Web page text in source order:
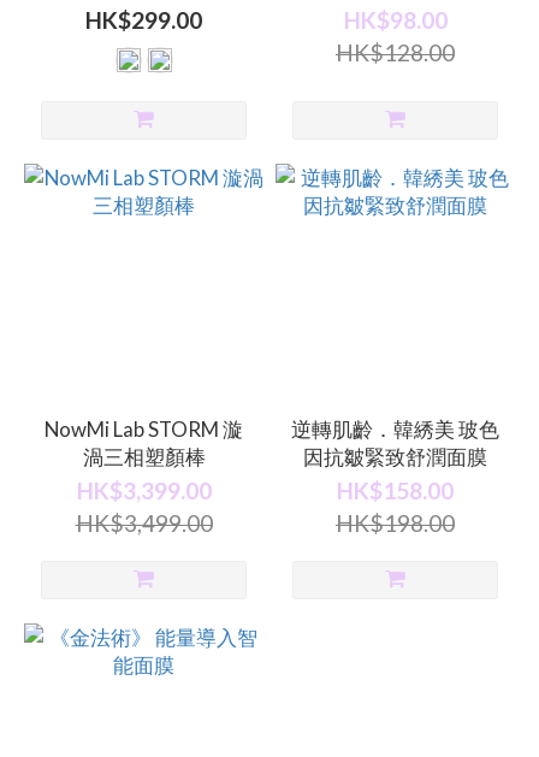
HK$299.00
100 (30ml)
HK$98.00
HK$128.00
NowMi Lab STORM 漩
渦三相塑顏棒
HK$3,399.00
HK$3,499.00
逆轉肌齡．韓綉美 玻色
因抗皺緊致舒潤面膜
HK$158.00
HK$198.00